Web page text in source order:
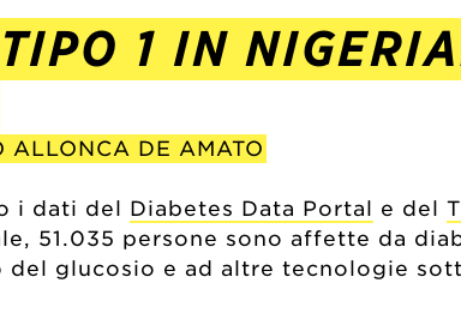
1 IN
ALLONCA DE AMATO
i dati del Diabetes Data Portal e del
51.035 persone sono affette da
glucosio e ad altre tecnologie